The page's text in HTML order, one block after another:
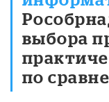
выбора
по